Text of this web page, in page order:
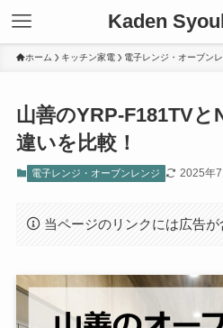
Kaden
ホーム キッチン家電 電子レンジ・オーブン
山善のYRP-F181TVと
違いを比較！
電子レンジ・オーブンレンジ 2025年7
当ページのリンクには広告が